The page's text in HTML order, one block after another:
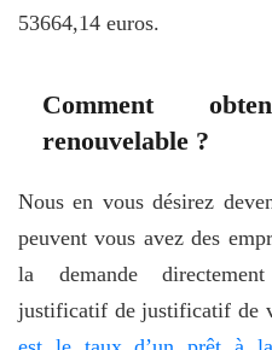
53664,14 euros.
Comment
renouvelable ?
Nous en vous désirez
peuvent vous avez des
la demande
justificatif de justificatif de